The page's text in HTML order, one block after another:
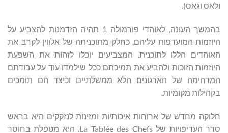
ולאס וגאס).
בהמשך העונה, לאוהדי פורמולה 1 תהיה הזדמנות להצביע על
היוזמות המועדפות עליהם, כחלק מתוכניתה של אלווין לקרב את
האוהדים הללו לתוכנית. המצביעים יוכלו לזהות את השפעת
היוזמות הזוכות ולהביע את תמיכתם ככל שילמדו עוד על עבודתם
המדהימה של הארגונים הלא ממשלתיים וכיצד הם תומכים
בקהילות מקומיות.
חלוקה מחדש של ארוחות איכותיות ומזינות לנזקקים היא בראש
סדר העדיפויות של La Tablée des Chefs. היא מטפלת בחוסר